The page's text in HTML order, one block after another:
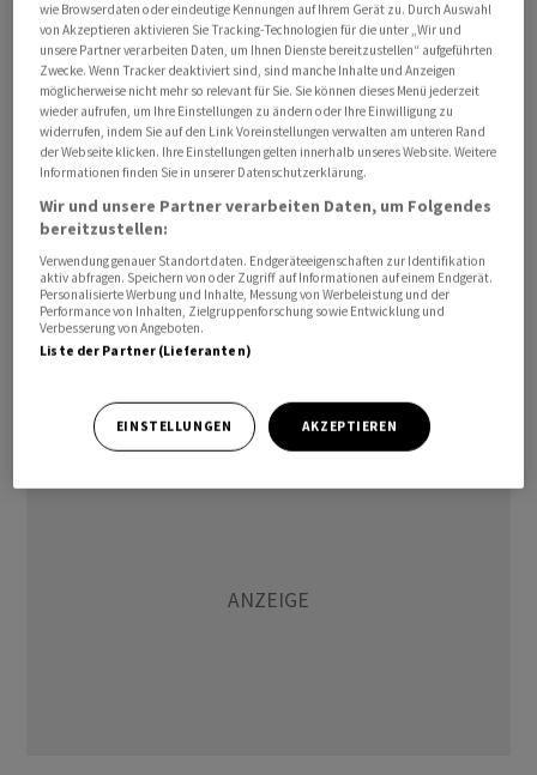
Die Banken verdienen an den höheren Zinsen auf
Krediten und Hypotheken einen beträchtlichen Batzen
dazu. Bei der BLKB sind die Erträge im Zinsgeschäft um
rund 150 Millionen hochgeschossen.
Gewinnsprünge bis hin zu Rekordzahlen
Gleichzeitig müssen die Banken ebenfalls auf eigene
Darlehen höhere Zinsen bezahlen und sie haben die
Zinsen auf den Sparkonten erhöht. Das liess bei der
BLKB die Aufwände um 130 Millionen hochgehen. Unter
dem Strich sind die Nettoerträge aus dem Zinsgeschäft
auf neu 163,8 Millionen gestiegen.
wie Browserdaten oder eindeutige Kennungen auf Ihrem Gerät zu. Durch Auswahl
von Akzeptieren aktivieren Sie Tracking-Technologien für die unter „Wir und
unsere Partner verarbeiten Daten, um Ihnen Dienste bereitzustellen“ aufgeführten
Zwecke. Wenn Tracker deaktiviert sind, sind manche Inhalte und Anzeigen
möglicherweise nicht mehr so relevant für Sie. Sie können dieses Menü jederzeit
wieder aufrufen, um Ihre Einstellungen zu ändern oder Ihre Einwilligung zu
widerrufen, indem Sie auf den Link Voreinstellungen verwalten am unteren Rand
der Webseite klicken. Ihre Einstellungen gelten innerhalb unseres Website. Weitere
Informationen finden Sie in unserer Datenschutzerklärung.
Wir und unsere Partner verarbeiten Daten, um Folgendes
bereitzustellen:
Verwendung genauer Standortdaten. Endgeräteeigenschaften zur Identifikation
aktiv abfragen. Speichern von oder Zugriff auf Informationen auf einem Endgerät.
Personalisierte Werbung und Inhalte, Messung von Werbeleistung und der
Performance von Inhalten, Zielgruppenforschung sowie Entwicklung und
Verbesserung von Angeboten.
Liste der Partner (Lieferanten)
EINSTELLUNGEN AKZEPTIEREN